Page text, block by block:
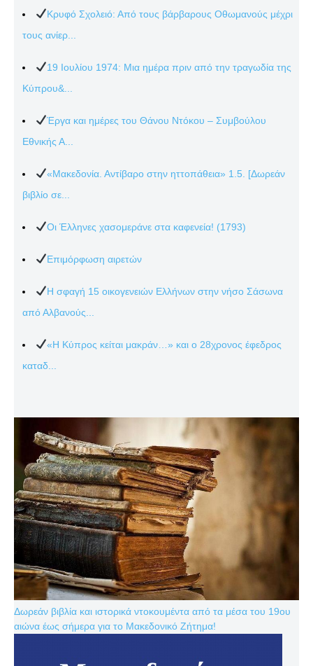
Κρυφό Σχολειό: Από τους βάρβαρους Οθωμανούς μέχρι
τους ανίερ...
19 Ιουλίου 1974: Μια ημέρα πριν από την τραγωδία της
Κύπρου&...
Έργα και ημέρες του Θάνου Ντόκου – Συμβούλου
Εθνικής Α...
«Μακεδονία. Αντίβαρο στην ηττοπάθεια» 1.5. [Δωρεάν
βιβλίο σε...
Οι Έλληνες χασομεράνε στα καφενεία! (1793)
Επιμόρφωση αιρετών
Η σφαγή 15 οικογενειών Ελλήνων στην νήσο Σάσωνα
από Αλβανούς...
«Η Κύπρος κείται μακράν…» και ο 28χρονος έφεδρος
καταδ...
Δωρεάν βιβλία και ιστορικά ντοκουμέντα από τα μέσα του 19ου
αιώνα έως σήμερα για το Μακεδονικό Ζήτημα!